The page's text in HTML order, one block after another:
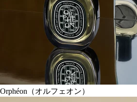
Orphéon（オルフェオン）